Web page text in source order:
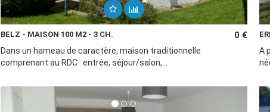
BELZ - MAISON 100 M2 - 3 CH. 0 €
Dans un hameau de caractère, maison traditionnelle
comprenant au RDC : entrée, séjour/salon,...
A